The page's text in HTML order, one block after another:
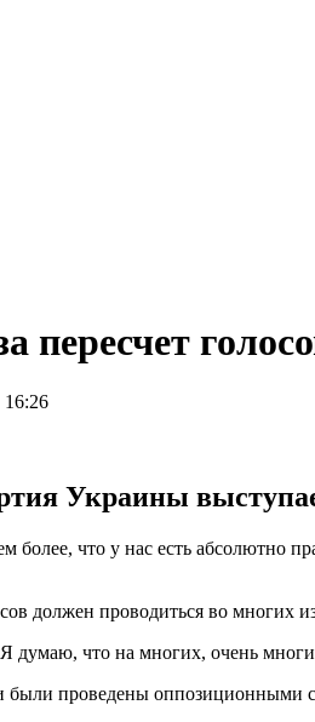
пересчет
16:26
Украины
более, что у нас есть абсолютно
должен проводиться во многих
думаю, что на многих, очень
проведены оппозиционными